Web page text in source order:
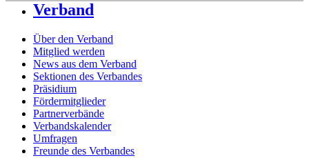
Verband
Über den Verband
Mitglied werden
News aus dem Verband
Sektionen des Verbandes
Präsidium
Fördermitglieder
Partnerverbände
Verbandskalender
Umfragen
Freunde des Verbandes